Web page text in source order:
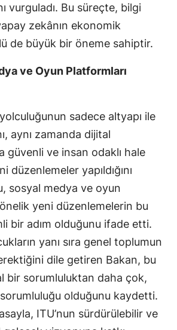
Şanlıurfa
Aksaray
Bayburt
Kırıkkale
Batman
Şırnak
Bartın
Ardahan
vurguladı. Bu süreçte, bilgi
zekânın ekonomik
de büyük bir öneme sahiptir.
ve Oyun Platformları
sadece altyapı ile
aynı zamanda dijital
güvenli ve insan odaklı hale
düzenlemeler yapıldığını
sosyal medya ve oyun
yeni düzenlemelerin bu
bir adım olduğunu ifade etti.
yanı sıra genel toplumun
dile getiren Bakan, bu
bir sorumluluktan daha çok,
sorumluluğu olduğunu kaydetti.
ITU’nun sürdürülebilir ve